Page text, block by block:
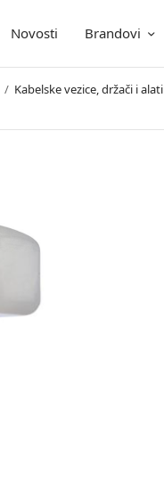
Novosti Brandovi
/ Kabelske vezice, držači i alati